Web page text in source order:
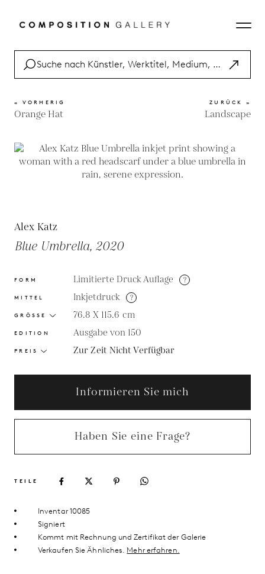
« VORHERIG
Orange Hat
ZURÜCK »
Landscape
Alex Katz
Blue Umbrella, 2020
FORM Limitierte Druck Auflage ?
MITTEL Inkjetdruck ?
GRÖSSE 76.8 X 115.6 cm
EDITION Ausgabe von 150
PREIS Zur Zeit Nicht Verfügbar
Informieren Sie mich
Haben Sie eine Frage?
TEILE
Inventar 10085
Signiert
Kommt mit Rechnung und Zertifikat der Galerie
Verkaufen Sie Ähnliches. Mehr erfahren.